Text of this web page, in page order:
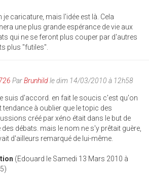
je caricature, mais l'idée est là. Cela
une plus grande espérance de vie aux
qui ne se feront plus couper par d'autres
plus "futiles".
ParBrunhildle dim 14/03/2010 à 12h58
suis d'accord. en fait le soucis c'est qu'on
tendance à oublier que le topic des
créé par xéno était dans le but de
des débats. mais le nom ne s'y prêtait guère,
d'ailleurs remarqué de lui-même.
(Edouard le Samedi 13 Mars 2010 à